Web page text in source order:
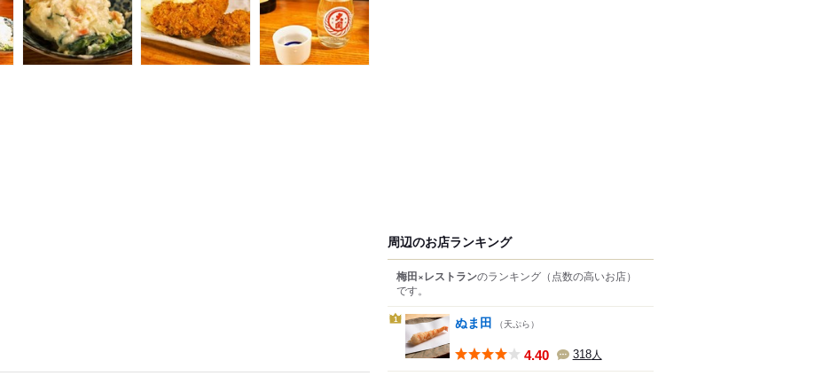
周辺のお店ランキング
梅田×レストランのランキング （点数の高いお店）
です。
1 ぬま田 （天ぷら）
4.40 318人